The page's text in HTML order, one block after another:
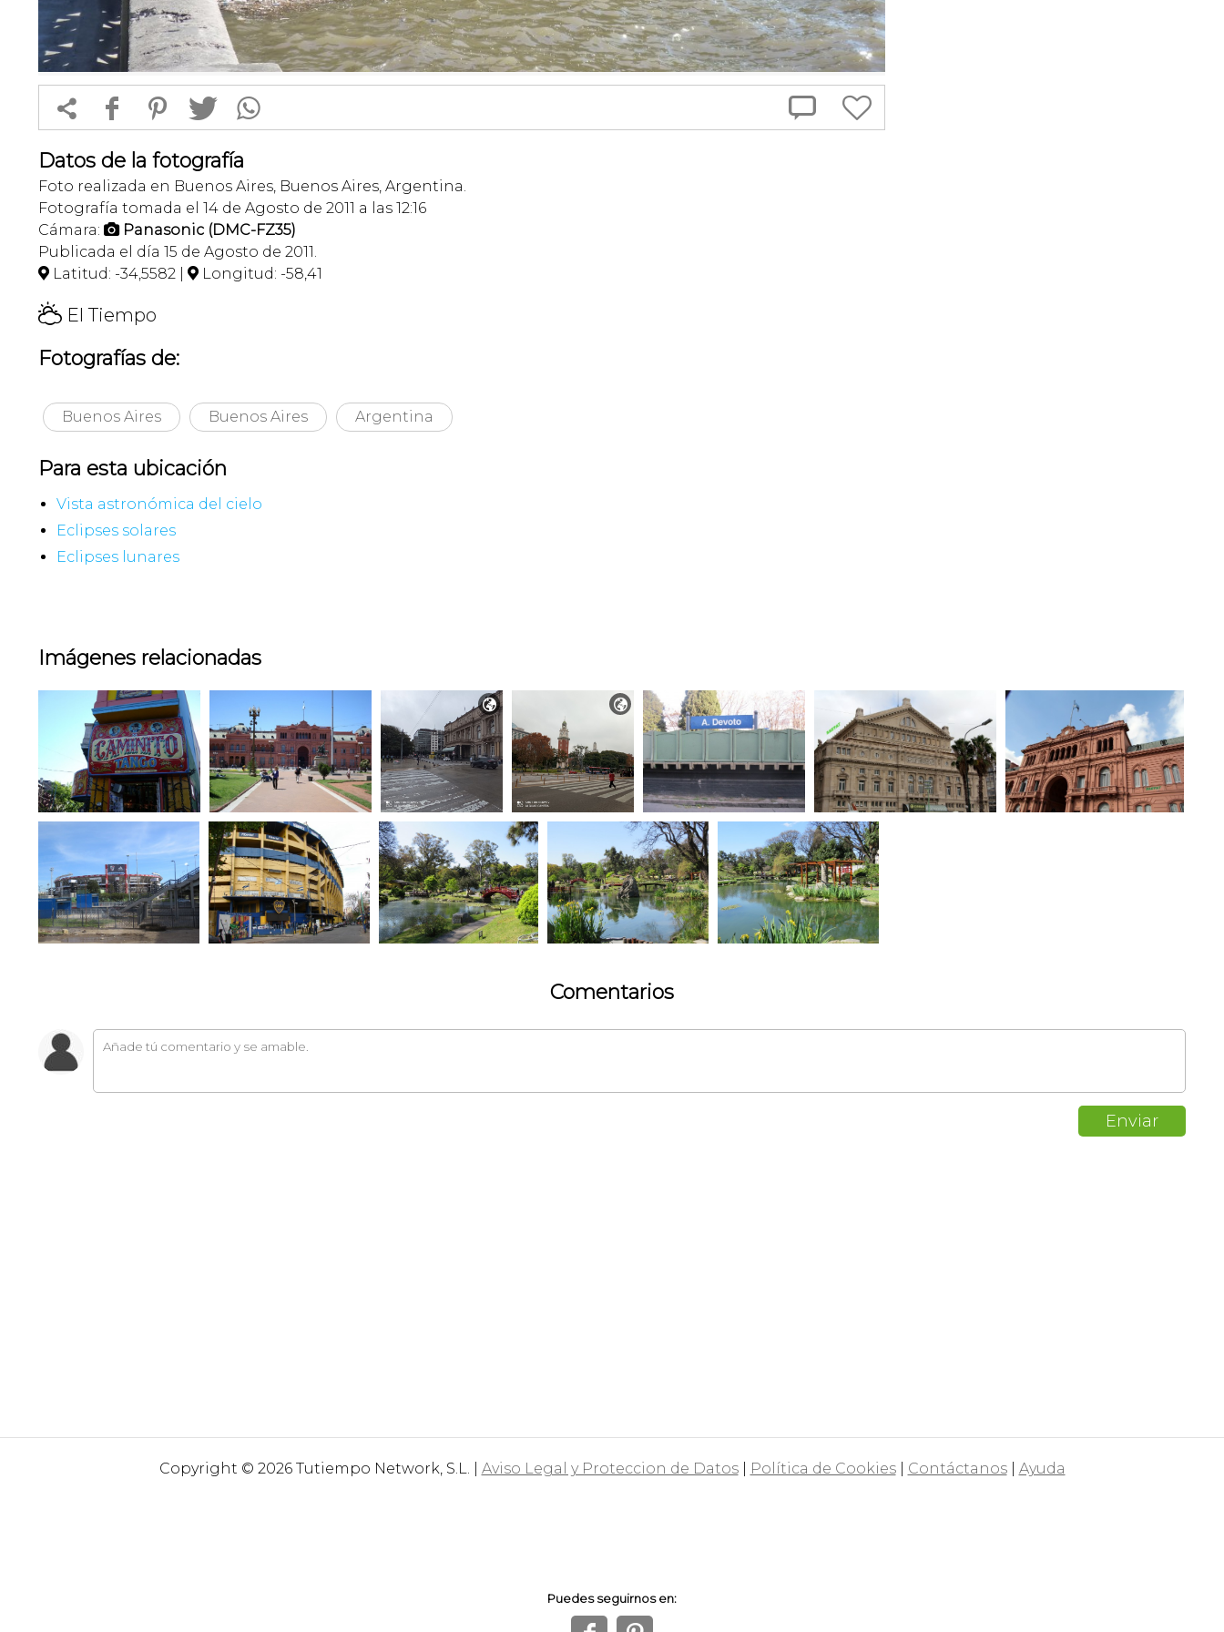
 f 1 T  
Datos de la fotografía
Foto realizada en Buenos Aires, Buenos Aires, Argentina.
Fotografía tomada el 14 de Agosto de 2011 a las 12:16
Cámara:  Panasonic (DMC-FZ35)
Publicada el día 15 de Agosto de 2011.
 Latitud: -34,5582 |  Longitud: -58,41
H El Tiempo
Fotografías de:
Buenos Aires Buenos Aires Argentina
Para esta ubicación
Vista astronómica del cielo
Eclipses solares
Eclipses lunares
Imágenes relacionadas
 
Comentarios
Copyright © 2026 Tutiempo Network, S.L. | Aviso Legal y Proteccion de Datos| Política de Cookies| Contáctanos| Ayuda
Puedes seguirnos en: